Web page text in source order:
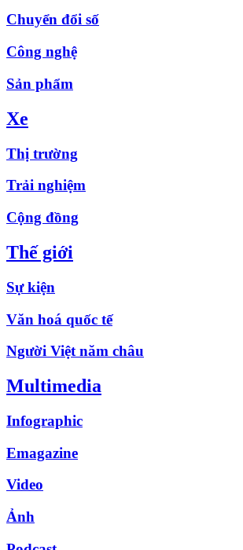
Chuyển đổi số
Công nghệ
Sản phẩm
Xe
Thị trường
Trải nghiệm
Cộng đồng
Thế giới
Sự kiện
Văn hoá quốc tế
Người Việt năm châu
Multimedia
Infographic
Emagazine
Video
Ảnh